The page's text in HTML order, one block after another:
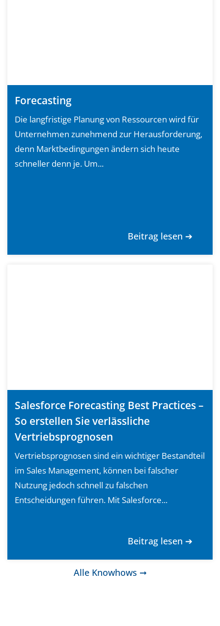
Forecasting
Die langfristige Planung von Ressourcen wird für
Unternehmen zunehmend zur Herausforderung,
denn Marktbedingungen ändern sich heute
schneller denn je. Um...
Beitrag lesen ➔
Salesforce Forecasting Best Practices –
So erstellen Sie verlässliche
Vertriebsprognosen
Vertriebsprognosen sind ein wichtiger Bestandteil
im Sales Management, können bei falscher
Nutzung jedoch schnell zu falschen
Entscheidungen führen. Mit Salesforce...
Beitrag lesen ➔
Alle Knowhows ➞